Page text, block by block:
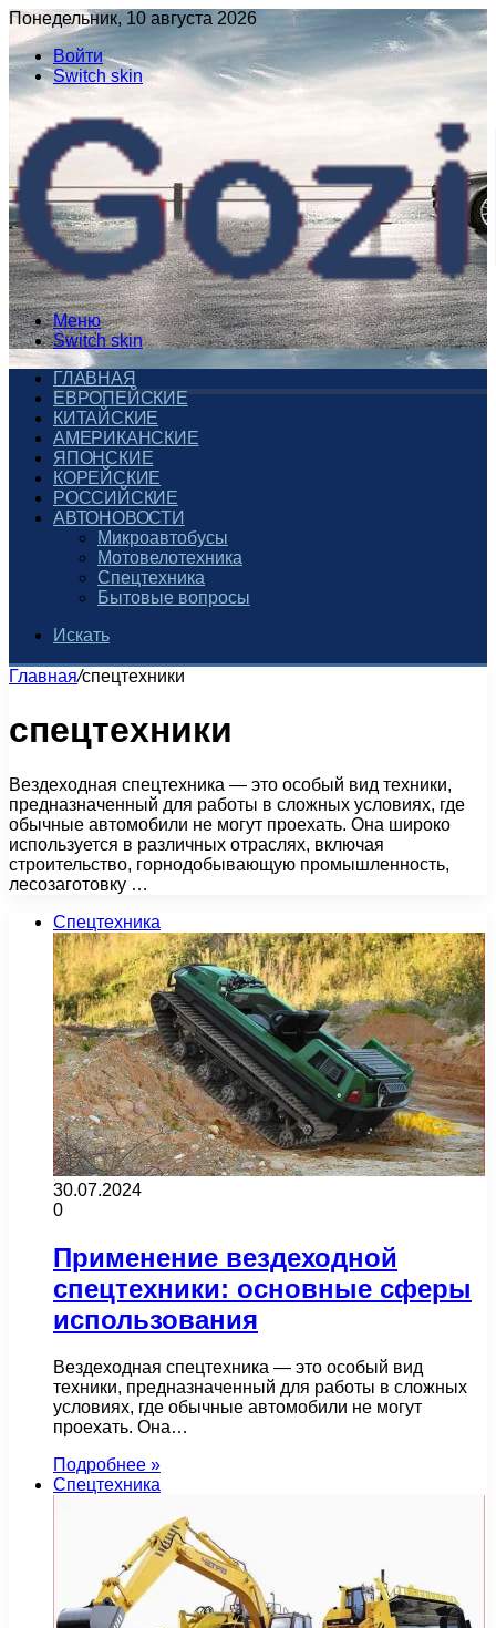
Понедельник, 10 августа 2026
Войти
Switch skin
Меню
Switch skin
ГЛАВНАЯ
ЕВРОПЕЙСКИЕ
КИТАЙСКИЕ
АМЕРИКАНСКИЕ
ЯПОНСКИЕ
КОРЕЙСКИЕ
РОССИЙСКИЕ
АВТОНОВОСТИ
Микроавтобусы
Мотовелотехника
Спецтехника
Бытовые вопросы
Искать
Главная/спецтехники
спецтехники
Вездеходная спецтехника — это особый вид техники,
предназначенный для работы в сложных условиях, где
обычные автомобили не могут проехать. Она широко
используется в различных отраслях, включая
строительство, горнодобывающую промышленность,
лесозаготовку …
Спецтехника
30.07.2024
0
Применение вездеходной
спецтехники: основные сферы
использования
Вездеходная спецтехника — это особый вид
техники, предназначенный для работы в сложных
условиях, где обычные автомобили не могут
проехать. Она…
Подробнее »
Спецтехника